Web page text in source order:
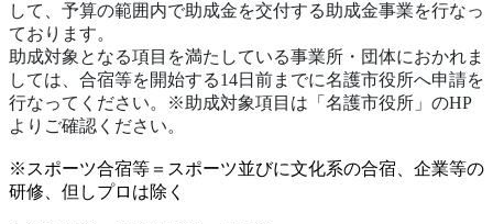
して、予算の範囲内で助成金を交付する助成金事業を行なっ
ております。
助成対象となる項目を満たしている事業所・団体におかれま
しては、合宿等を開始する14日前までに名護市役所へ申請を
行なってください。※助成対象項目は「名護市役所」のHP
よりご確認ください。
※スポーツ合宿等＝スポーツ並びに文化系の合宿、企業等の
研修、但しプロは除く